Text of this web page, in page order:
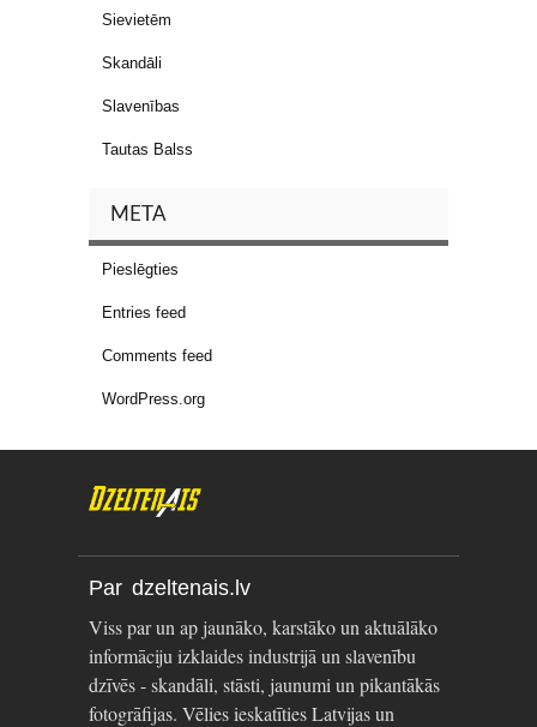
Sievietēm
Skandāli
Slavenības
Tautas Balss
META
Pieslēgties
Entries feed
Comments feed
WordPress.org
Par dzeltenais.lv
Viss par un ap jaunāko, karstāko un aktuālāko
informāciju izklaides industrijā un slavenību
dzīvēs - skandāli, stāsti, jaunumi un pikantākās
fotogrāfijas. Vēlies ieskatīties Latvijas un